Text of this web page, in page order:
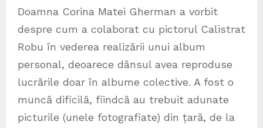
Doamna Corina Matei Gherman a vorbit
despre cum a colaborat cu pictorul Calistrat
Robu în vederea realizării unui album
personal, deoarece dânsul avea reproduse
lucrările doar în albume colective. A fost o
muncă dificilă, fiindcă au trebuit adunate
picturile (unele fotografiate) din țară, de la